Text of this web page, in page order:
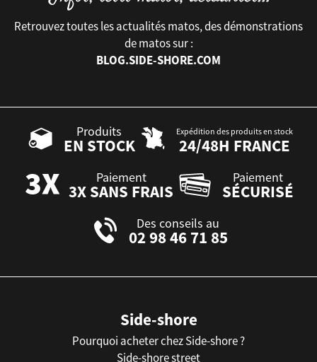
Retrouvez toutes les actualités matos, des démonstrations
de matos sur :
BLOG.SIDE-SHORE.COM
Produits
EN STOCK
Expédition des produits en stock
24/48H FRANCE
Paiement
3X SANS FRAIS
Paiement
SÉCURISÉ
Des conseils au
02 98 46 71 85
Side-shore
Pourquoi acheter chez Side-shore ?
Side-shore street